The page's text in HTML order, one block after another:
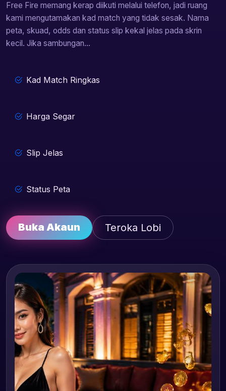
Free Fire memang kerap diikuti melalui telefon, jadi ruang
kami mengutamakan kad match yang tidak sesak. Nama
peta, skuad, odds dan status slip kekal jelas pada skrin
kecil. Jika sambungan...
Kad Match Ringkas
Harga Segar
Slip Jelas
Status Peta
Buka Akaun Teroka Lobi